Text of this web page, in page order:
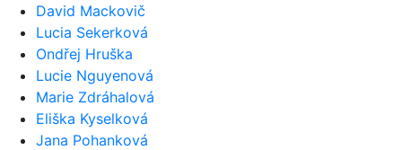
David Mackovič
Lucia Sekerková
Ondřej Hruška
Lucie Nguyenová
Marie Zdráhalová
Eliška Kyselková
Jana Pohanková